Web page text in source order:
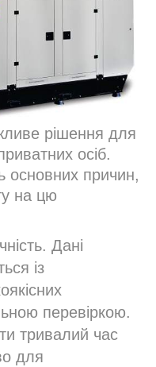
рішення для
осіб.
основних причин,
на цю
Дані
із
перевіркою.
тривалий час
для